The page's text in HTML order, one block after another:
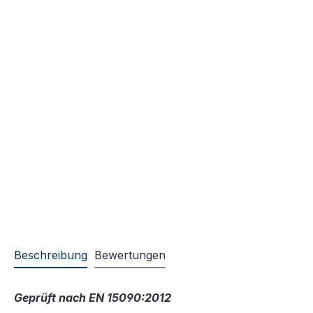
Beschreibung Bewertungen
Geprüft nach EN 15090:2012